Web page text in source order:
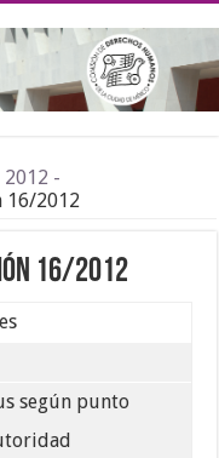
-
16/2012
16/2012
según punto